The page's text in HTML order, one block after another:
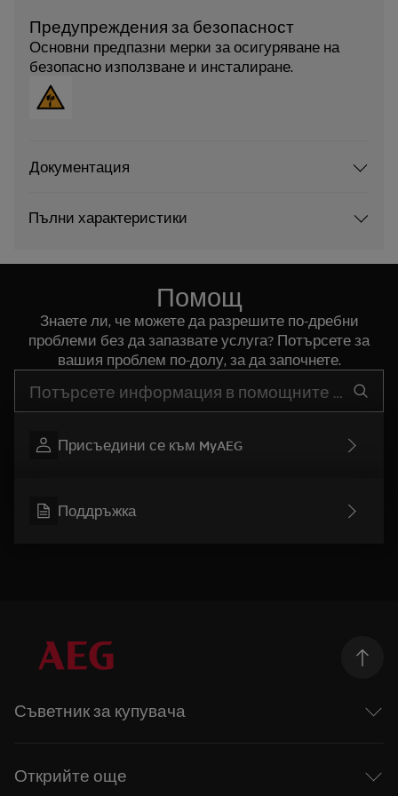
Предупреждения за безопасност
Основни предпазни мерки за осигуряване на
безопасно използване и инсталиране.
Документация
Пълни характеристики
Помощ
Знаете ли, че можете да разрешите по-дребни
проблеми без да запазвате услуга? Потърсете за
вашия проблем по-долу, за да започнете.
Присъедини се към MyAEG
Поддръжка
Съветник за купувача
Перални със сушилня
Сушилни
Открийте още